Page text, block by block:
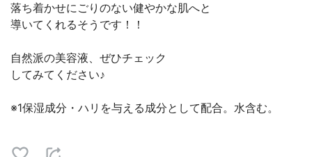
落ち着かせにごりのない健やかな肌へと
導いてくれるそうです！！
自然派の美容液、ぜひチェック
してみてください♪
※1保湿成分・ハリを与える成分として配合。水含む。